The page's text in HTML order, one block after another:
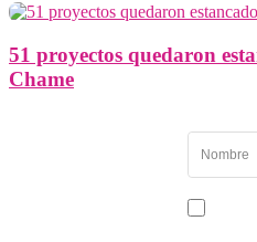
51 proyectos quedaron
Chame